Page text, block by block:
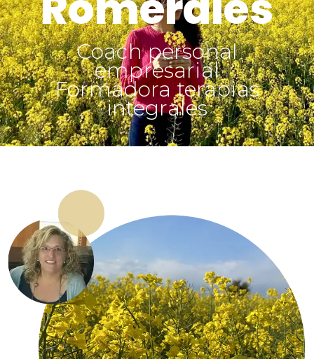
Coach personal
empresarial
Formadora terapias
integrales